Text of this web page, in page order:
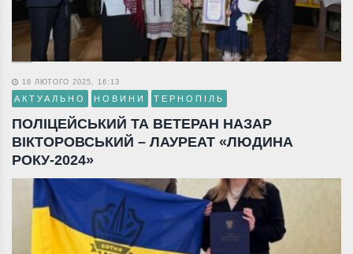
18 ЛЮТОГО 2025, 16:13
АКТУАЛЬНО НОВИНИ ТЕРНОПІЛЬ
ПОЛІЦЕЙСЬКИЙ ТА ВЕТЕРАН НАЗАР
ВІКТОРОВСЬКИЙ – ЛАУРЕАТ «ЛЮДИНА
РОКУ-2024»